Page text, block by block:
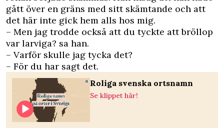
gått över en gräns med sitt skämtande och att
det här inte gick hem alls hos mig.
– Men jag trodde också att du tyckte att bröllop
var larviga? sa han.
– Varför skulle jag tycka det?
– För du har sagt det.
Roliga svenska ortsnamn
Se klippet här!